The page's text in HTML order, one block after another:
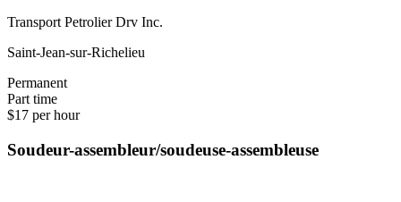
Transport Petrolier Drv Inc.
Saint-Jean-sur-Richelieu
Permanent
Part time
$17 per hour
Soudeur-assembleur/soudeuse-assembleuse